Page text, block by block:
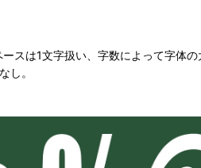
スは1文字扱い、字数によって字体
し。